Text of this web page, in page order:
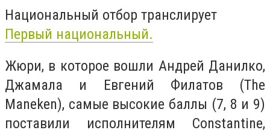
Национальный отбор транслирует
Первый национальный.
Жюри, в которое вошли Андрей Данилко,
Джамала и Евгений Филатов (The
Maneken), самые высокие баллы (7, 8 и 9)
поставили исполнителям Constantine,